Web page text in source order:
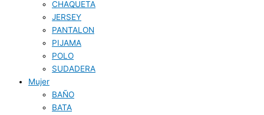
CHAQUETA
JERSEY
PANTALON
PIJAMA
POLO
SUDADERA
Mujer
BAÑO
BATA